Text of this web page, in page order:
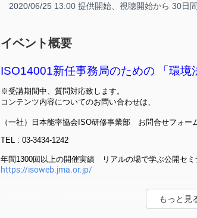
2020/06/25 13:00 提供開始、 視聴開始から 30日
イベント概要
ISO14001新任事務局のための 「環境
※受講期間中、質問対応致します。
コンテンツ内容についてのお問い合わせは、
（一社）日本能率協会ISO研修事業部 お問合せフォー
TEL : 03-3434-1242
年間1300回以上の開催実績 リアルの場で学ぶ公開セ
https://isoweb.jma.or.jp/